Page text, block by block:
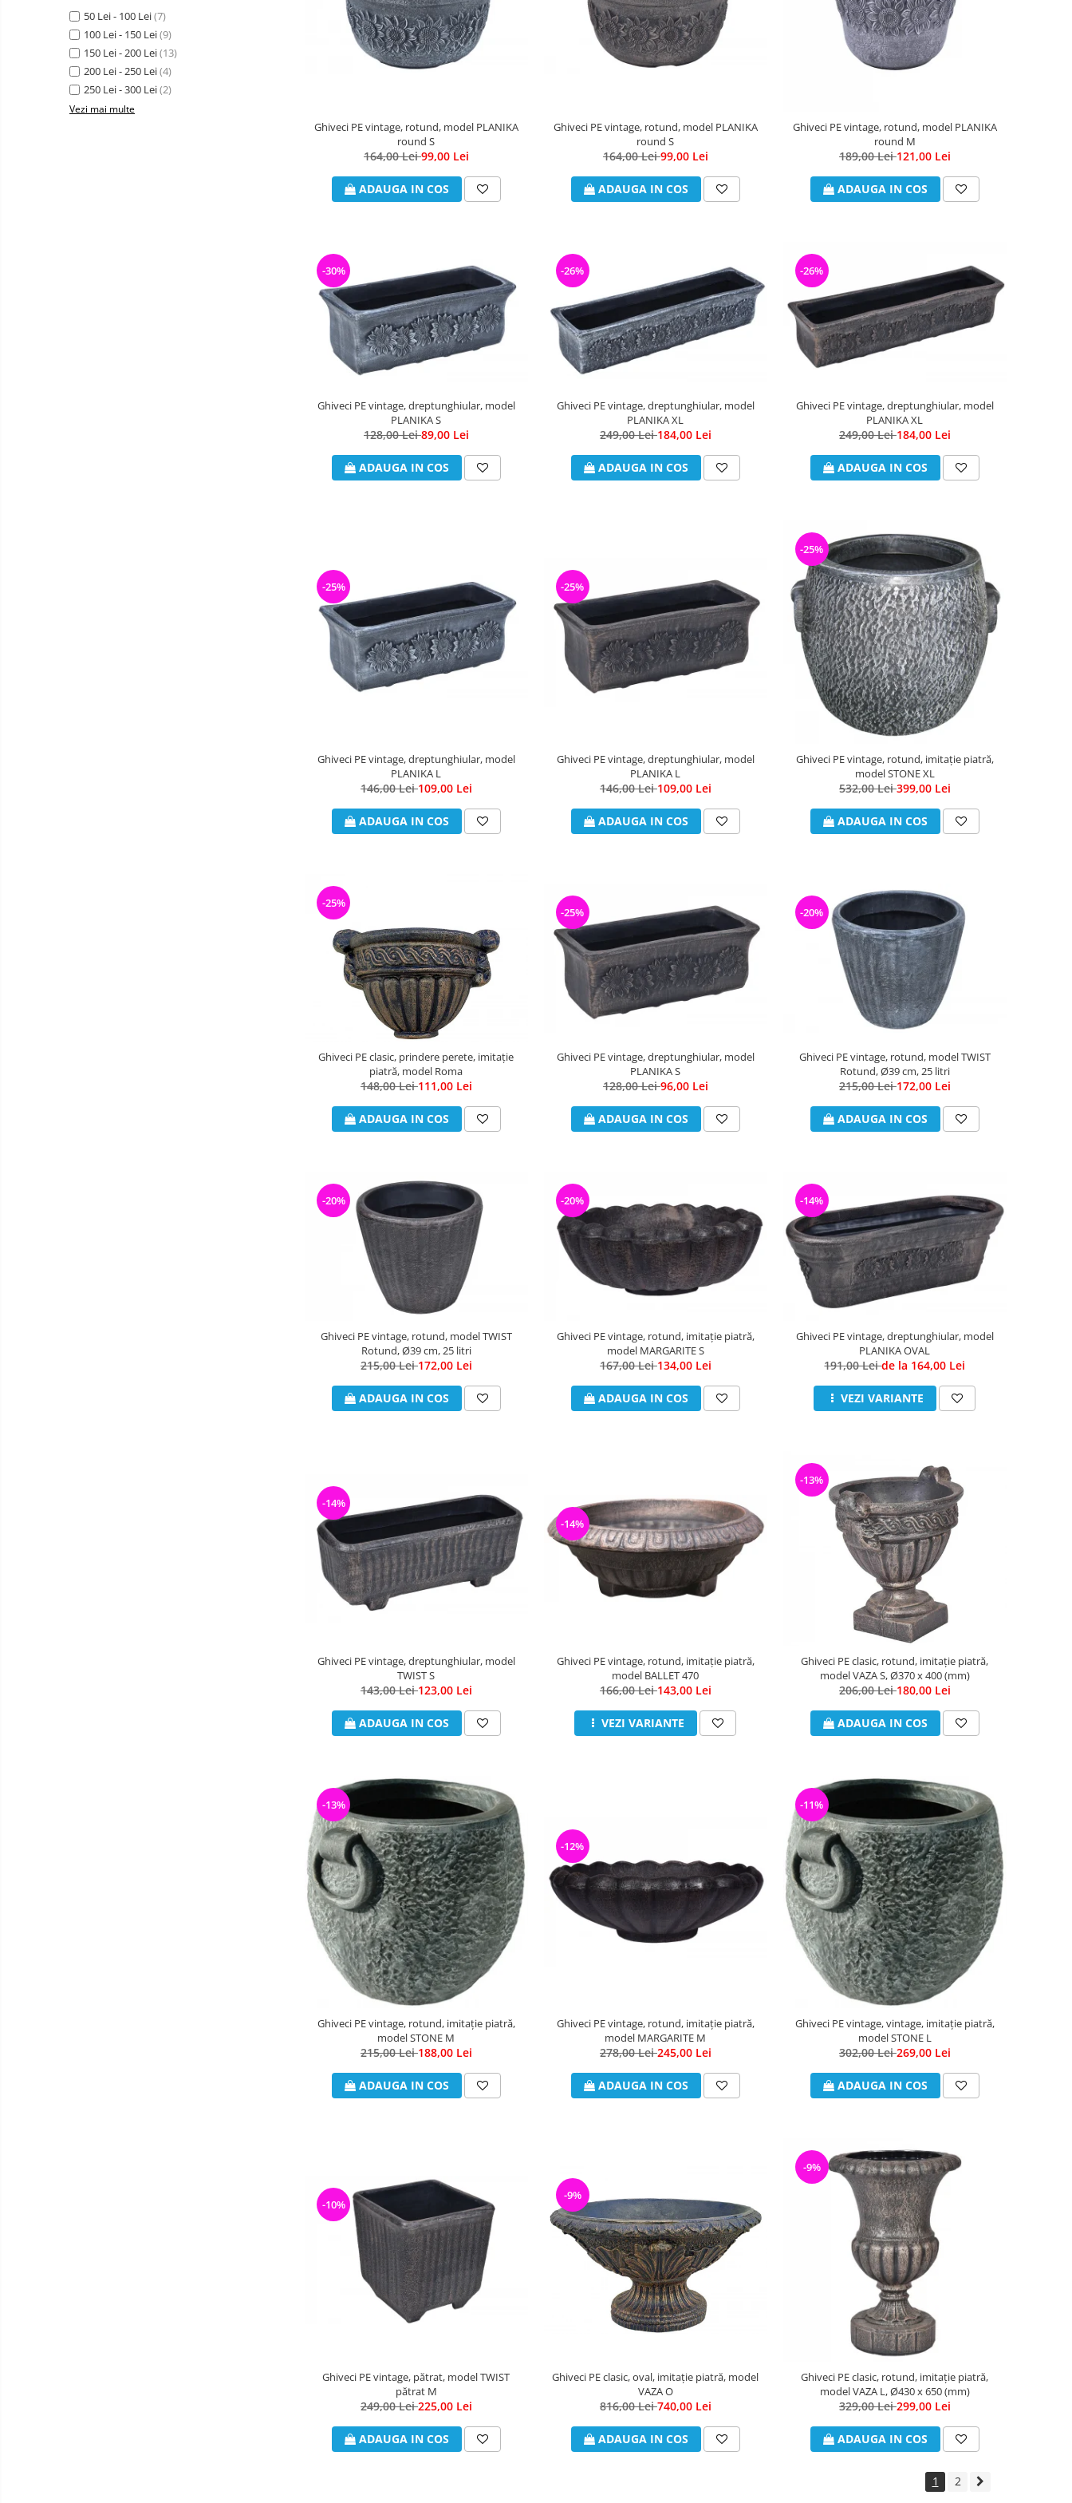
Casute animale talie mica
Casute animale talie medie
Casute animale talie mare
Fose septice bicamerale
Fose septice tricamerale
50 Lei - 100 Lei(7)
100 Lei - 150 Lei(9)
150 Lei - 200 Lei(13)
200 Lei - 250 Lei(4)
250 Lei - 300 Lei(2)
Vezi mai multe
Ghiveci PE vintage, rotund, model PLANIKA
round S
164,00 Lei99,00 Lei
ADAUGA IN COS
Ghiveci PE vintage, rotund, model PLANIKA
round S
164,00 Lei99,00 Lei
ADAUGA IN COS
Ghiveci PE vintage, rotund, model PLANIKA
round M
189,00 Lei121,00 Lei
ADAUGA IN COS
-30%
Ghiveci PE vintage, dreptunghiular, model
PLANIKA S
128,00 Lei89,00 Lei
ADAUGA IN COS
-26%
Ghiveci PE vintage, dreptunghiular, model
PLANIKA XL
249,00 Lei184,00 Lei
ADAUGA IN COS
-26%
Ghiveci PE vintage, dreptunghiular, model
PLANIKA XL
249,00 Lei184,00 Lei
ADAUGA IN COS
-25%
Ghiveci PE vintage, dreptunghiular, model
PLANIKA L
146,00 Lei109,00 Lei
ADAUGA IN COS
-25%
Ghiveci PE vintage, dreptunghiular, model
PLANIKA L
146,00 Lei109,00 Lei
ADAUGA IN COS
-25%
Ghiveci PE vintage, rotund, imitație piatră,
model STONE XL
532,00 Lei399,00 Lei
ADAUGA IN COS
-25%
Ghiveci PE clasic, prindere perete, imitație
piatră, model Roma
148,00 Lei111,00 Lei
ADAUGA IN COS
-25%
Ghiveci PE vintage, dreptunghiular, model
PLANIKA S
128,00 Lei96,00 Lei
ADAUGA IN COS
-20%
Ghiveci PE vintage, rotund, model TWIST
Rotund, Ø39 cm, 25 litri
215,00 Lei172,00 Lei
ADAUGA IN COS
-20%
Ghiveci PE vintage, rotund, model TWIST
Rotund, Ø39 cm, 25 litri
215,00 Lei172,00 Lei
ADAUGA IN COS
-20%
Ghiveci PE vintage, rotund, imitație piatră,
model MARGARITE S
167,00 Lei134,00 Lei
ADAUGA IN COS
-14%
Ghiveci PE vintage, dreptunghiular, model
PLANIKA OVAL
191,00 Leide la 164,00 Lei
VEZI VARIANTE
-14%
Ghiveci PE vintage, dreptunghiular, model
TWIST S
143,00 Lei123,00 Lei
ADAUGA IN COS
-14%
Ghiveci PE vintage, rotund, imitație piatră,
model BALLET 470
166,00 Lei143,00 Lei
VEZI VARIANTE
-13%
Ghiveci PE clasic, rotund, imitație piatră,
model VAZA S, Ø370 x 400 (mm)
206,00 Lei180,00 Lei
ADAUGA IN COS
-13%
Ghiveci PE vintage, rotund, imitație piatră,
model STONE M
215,00 Lei188,00 Lei
ADAUGA IN COS
-12%
Ghiveci PE vintage, rotund, imitație piatră,
model MARGARITE M
278,00 Lei245,00 Lei
ADAUGA IN COS
-11%
Ghiveci PE vintage, vintage, imitație piatră,
model STONE L
302,00 Lei269,00 Lei
ADAUGA IN COS
-10%
Ghiveci PE vintage, pătrat, model TWIST
pătrat M
249,00 Lei225,00 Lei
ADAUGA IN COS
-9%
Ghiveci PE clasic, oval, imitație piatră, model
VAZA O
816,00 Lei740,00 Lei
ADAUGA IN COS
-9%
Ghiveci PE clasic, rotund, imitație piatră,
model VAZA L, Ø430 x 650 (mm)
329,00 Lei299,00 Lei
ADAUGA IN COS
1 2